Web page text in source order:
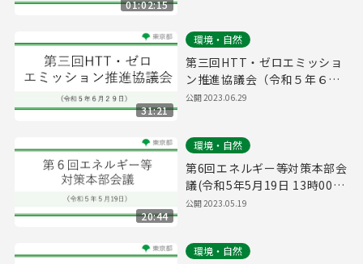
01:02:15
31:21
環境・自然
第三回HTT・ゼロエミッショ
ン推進協議会（令和５年６月
２９日 １４時００分～）
公開2023.06.29
20:44
環境・自然
第6回エネルギー等対策本部会
議(令和5年5月19日 13時00分
～)
公開2023.05.19
環境・自然